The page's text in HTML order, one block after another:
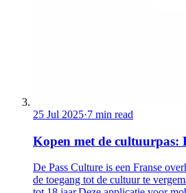
25 Jul 2025·7 min read
Kopen met de cultuurpas:
De Pass Culture is een Franse
de toegang tot de cultuur te